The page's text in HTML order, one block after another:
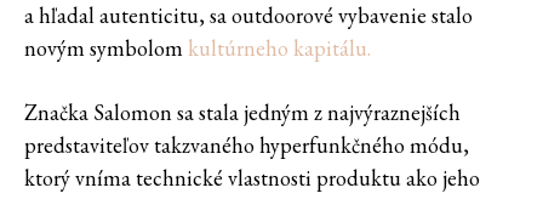
a hľadal autenticitu, sa outdoorové vybavenie stalo
novým symbolom kultúrneho kapitálu.
Značka Salomon sa stala jedným z najvýraznejších
predstaviteľov takzvaného hyperfunkčného módu,
ktorý vníma technické vlastnosti produktu ako jeho